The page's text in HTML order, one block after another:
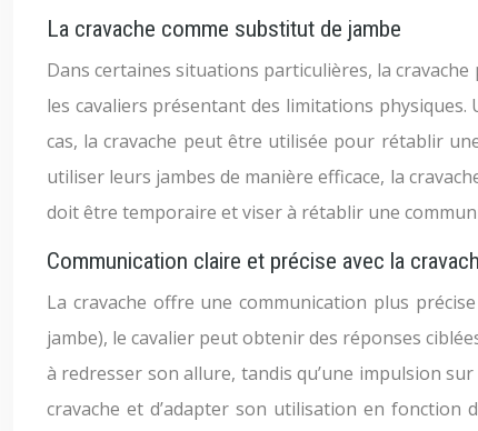
La cravache comme substitut de jambe
Dans certaines situations particulières, la
les cavaliers présentant des limitations
cas, la cravache peut être utilisée pour rétablir
utiliser leurs jambes de manière efficace, la
doit être temporaire et viser à rétablir une
Communication claire et précise avec la
La cravache offre une communication plus
jambe), le cavalier peut obtenir des réponses
à redresser son allure, tandis qu’une impulsion
cravache et d’adapter son utilisation en